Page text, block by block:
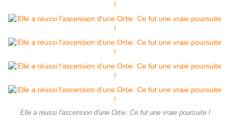
Elle a réussi l'ascension d'une Ortie. Ce fut une vraie poursuite !